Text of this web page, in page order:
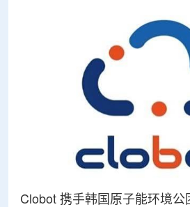
Clobot 携手韩国原子能环境公